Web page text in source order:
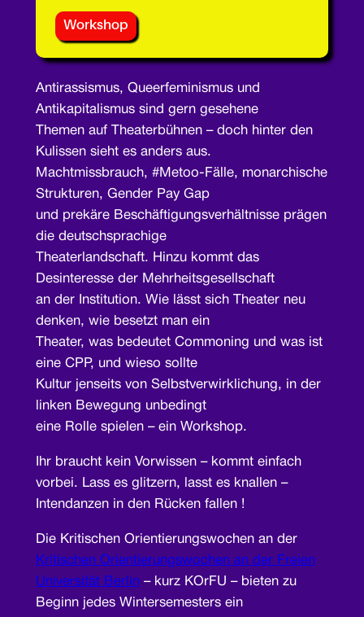
Workshop
Antirassismus, Queerfeminismus und
Antikapitalismus sind gern gesehene
Themen auf Theaterbühnen – doch hinter den
Kulissen sieht es anders aus.
Machtmissbrauch, #Metoo-Fälle, monarchische
Strukturen, Gender Pay Gap
und prekäre Beschäftigungsverhältnisse prägen
die deutschsprachige
Theaterlandschaft. Hinzu kommt das
Desinteresse der Mehrheitsgesellschaft
an der Institution. Wie lässt sich Theater neu
denken, wie besetzt man ein
Theater, was bedeutet Commoning und was ist
eine CPP, und wieso sollte
Kultur jenseits von Selbstverwirklichung, in der
linken Bewegung unbedingt
eine Rolle spielen – ein Workshop.
Ihr braucht kein Vorwissen – kommt einfach
vorbei. Lass es glitzern, lasst es knallen –
Intendanzen in den Rücken fallen !
Die Kritischen Orientierungswochen an der
Kritischen Orientierungswochen an der Freien
Universität Berlin– kurz KOrFU – bieten zu
Beginn jedes Wintersemesters ein